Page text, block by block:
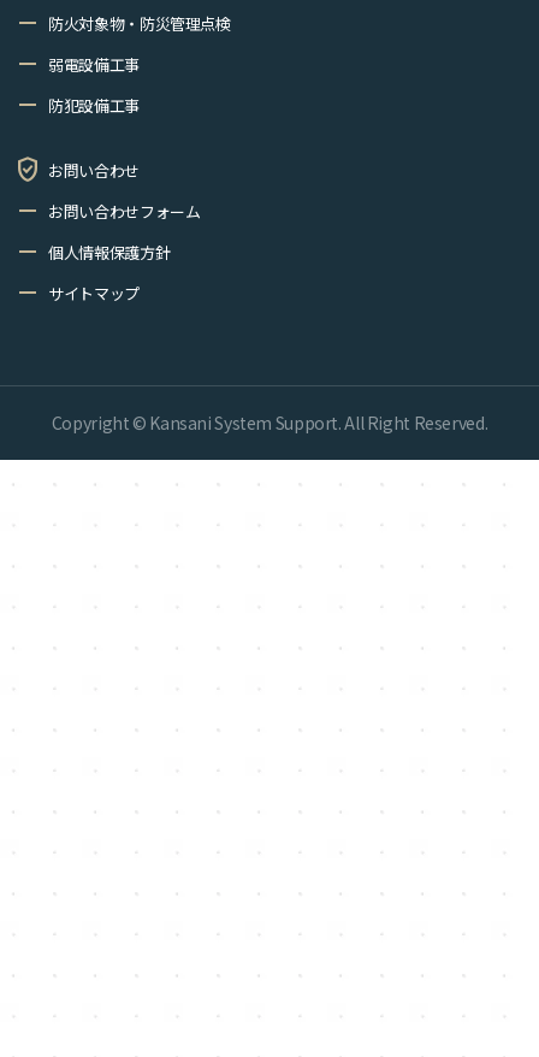
remove 防火対象物・防災管理点検
remove 弱電設備工事
remove 防犯設備工事
verified_user お問い合わせ
remove お問い合わせフォーム
remove 個人情報保護方針
remove サイトマップ
Copyright © Kansani System Support. All Right Reserved.